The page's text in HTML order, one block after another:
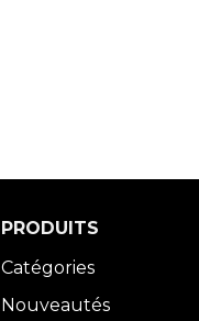
PRODUITS
Catégories
Nouveautés